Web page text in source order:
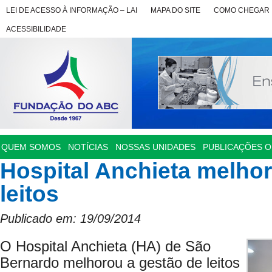
LEI DE ACESSO À INFORMAÇÃO – LAI MAPA DO SITE COMO CHEGAR
ACESSIBILIDADE
QUEM SOMOS NOTÍCIAS NOSSAS UNIDADES PUBLICAÇÕES
Hospital Anchieta
leitos
Publicado em: 19/09/2014
O Hospital Anchieta (HA) de São
Bernardo melhorou a gestão de leitos